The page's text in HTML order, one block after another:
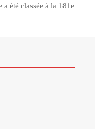
été classée à la 181e